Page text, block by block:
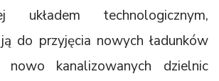
technologicznym,
do przyjęcia nowych ładunków
nowo kanalizowanych dzielnic